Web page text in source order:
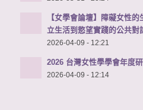
【女學會論壇】障礙女性
立生活到慾望實踐的公共對
2026-04-09 - 12:21
2026 台灣女性學學會年度
2026-04-09 - 12:14